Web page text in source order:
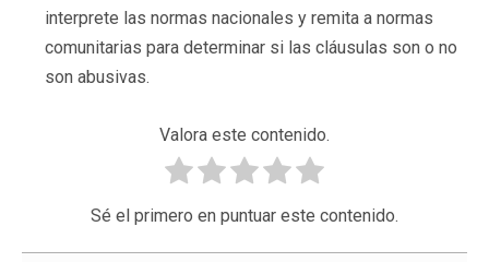
interprete las normas nacionales y remita a normas
comunitarias para determinar si las cláusulas son o no
son abusivas.
Valora este contenido.
Sé el primero en puntuar este contenido.